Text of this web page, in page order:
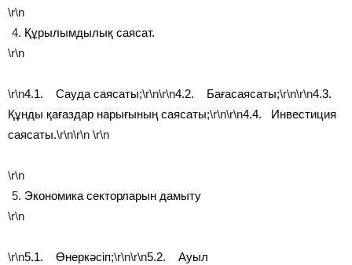
\r\n
Құрылымдылық саясат.
\r\n
\r\n4.1. Сауда саясаты;\r\n\r\n4.2. Бағасаясаты;\r\n\r\n4.3.
Құнды қағаздар нарығының саясаты;\r\n\r\n4.4. Инвестиция
саясаты.\r\n\r\n \r\n
\r\n
Экономика секторларын дамыту
\r\n
\r\n5.1. Өнеркәсіп;\r\n\r\n5.2. Ауыл